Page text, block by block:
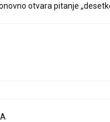
otvara pitanje